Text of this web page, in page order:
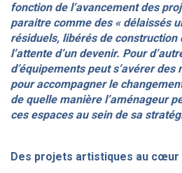
fonction de l’avancement des
paraitre comme des « délaissés
résiduels, libérés de construction
l’attente d’un devenir. Pour
d’équipements peut s’avérer
pour accompagner le
de quelle manière l’aménageur
ces espaces au sein de sa
Des projets artistiques au cœur